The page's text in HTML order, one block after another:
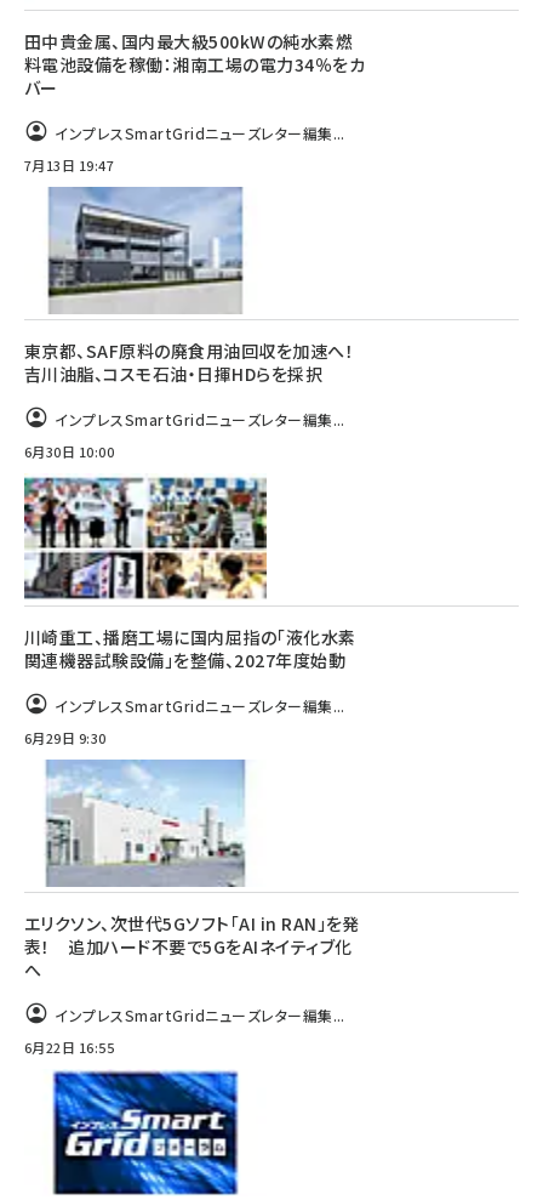
田中貴金属、国内最大級500kWの純水素燃
料電池設備を稼働：湘南工場の電力34％をカ
バー
インプレスSmartGridニューズレター編集...
7月13日 19:47
東京都、SAF原料の廃食用油回収を加速へ！
吉川油脂、コスモ石油・日揮HDらを採択
インプレスSmartGridニューズレター編集...
6月30日 10:00
川崎重工、播磨工場に国内屈指の「液化水素
関連機器試験設備」を整備、2027年度始動
インプレスSmartGridニューズレター編集...
6月29日 9:30
エリクソン、次世代5Gソフト「AI in RAN」を発
表！ 追加ハード不要で5GをAIネイティブ化
へ
インプレスSmartGridニューズレター編集...
6月22日 16:55